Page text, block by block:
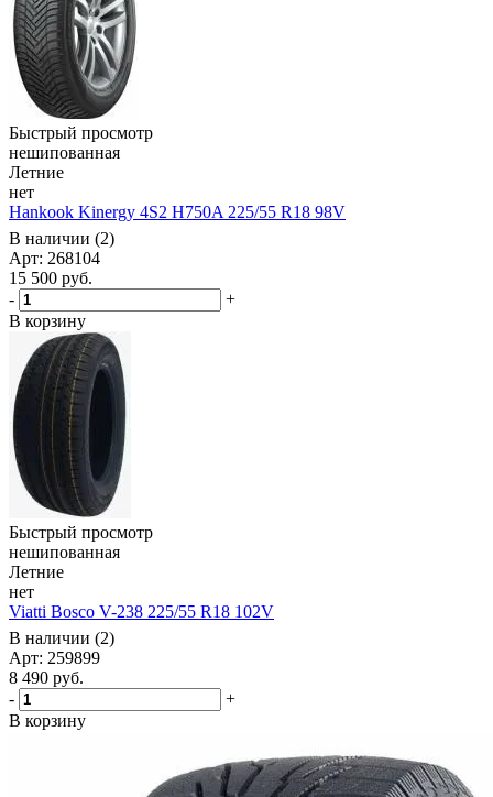
Быстрый просмотр
нешипованная
Летние
нет
Hankook Kinergy 4S2 H750A 225/55 R18 98V
В наличии (2)
Арт: 268104
15 500 руб.
-
+
В корзину
Быстрый просмотр
нешипованная
Летние
нет
Viatti Bosco V-238 225/55 R18 102V
В наличии (2)
Арт: 259899
8 490 руб.
-
+
В корзину